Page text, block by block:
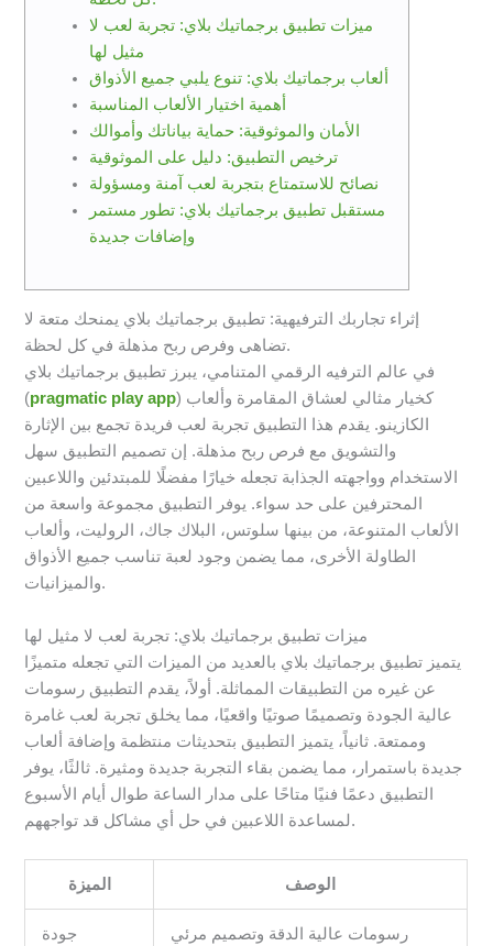
ميزات تطبيق برجماتيك بلاي: تجربة لعب لا
مثيل لها
ألعاب برجماتيك بلاي: تنوع يلبي جميع الأذواق
أهمية اختيار الألعاب المناسبة
الأمان والموثوقية: حماية بياناتك وأموالك
ترخيص التطبيق: دليل على الموثوقية
نصائح للاستمتاع بتجربة لعب آمنة ومسؤولة
مستقبل تطبيق برجماتيك بلاي: تطور مستمر
وإضافات جديدة
إثراء تجاربك الترفيهية: تطبيق برجماتيك بلاي يمنحك متعة لا
تضاهى وفرص ربح مذهلة في كل لحظة.
في عالم الترفيه الرقمي المتنامي، يبرز تطبيق برجماتيك بلاي
(pragmatic play app) كخيار مثالي لعشاق المقامرة وألعاب
الكازينو. يقدم هذا التطبيق تجربة لعب فريدة تجمع بين الإثارة
والتشويق مع فرص ربح مذهلة. إن تصميم التطبيق سهل
الاستخدام وواجهته الجذابة تجعله خيارًا مفضلًا للمبتدئين واللاعبين
المحترفين على حد سواء. يوفر التطبيق مجموعة واسعة من
الألعاب المتنوعة، من بينها سلوتس، البلاك جاك، الروليت، وألعاب
الطاولة الأخرى، مما يضمن وجود لعبة تناسب جميع الأذواق
والميزانيات.
ميزات تطبيق برجماتيك بلاي: تجربة لعب لا مثيل لها
يتميز تطبيق برجماتيك بلاي بالعديد من الميزات التي تجعله متميزًا
عن غيره من التطبيقات المماثلة. أولاً، يقدم التطبيق رسومات
عالية الجودة وتصميمًا صوتيًا واقعيًا، مما يخلق تجربة لعب غامرة
وممتعة. ثانياً، يتميز التطبيق بتحديثات منتظمة وإضافة ألعاب
جديدة باستمرار، مما يضمن بقاء التجربة جديدة ومثيرة. ثالثًا، يوفر
التطبيق دعمًا فنيًا متاحًا على مدار الساعة طوال أيام الأسبوع
لمساعدة اللاعبين في حل أي مشاكل قد تواجههم.
الميزة الوصف
جودة
رسومات عالية الدقة وتصميم مرئي